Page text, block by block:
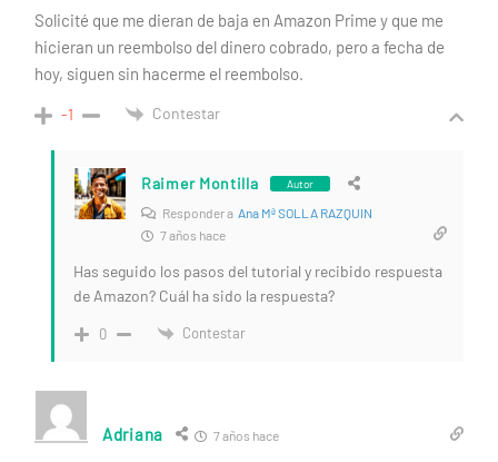
Solicité que me dieran de baja en Amazon Prime y que me
hicieran un reembolso del dinero cobrado, pero a fecha de
hoy, siguen sin hacerme el reembolso.
-1 Contestar
Raimer Montilla Autor
Responder a Ana Mª SOLLA RAZQUIN
7 años hace
Has seguido los pasos del tutorial y recibido respuesta
de Amazon? Cuál ha sido la respuesta?
0 Contestar
Adriana 7 años hace